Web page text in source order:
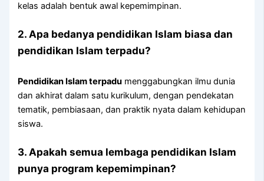
kelas adalah bentuk awal kepemimpinan.
2. Apa bedanya pendidikan Islam biasa dan
pendidikan Islam terpadu?
Pendidikan Islam terpadu menggabungkan ilmu dunia
dan akhirat dalam satu kurikulum, dengan pendekatan
tematik, pembiasaan, dan praktik nyata dalam kehidupan
siswa.
3. Apakah semua lembaga pendidikan Islam
punya program kepemimpinan?